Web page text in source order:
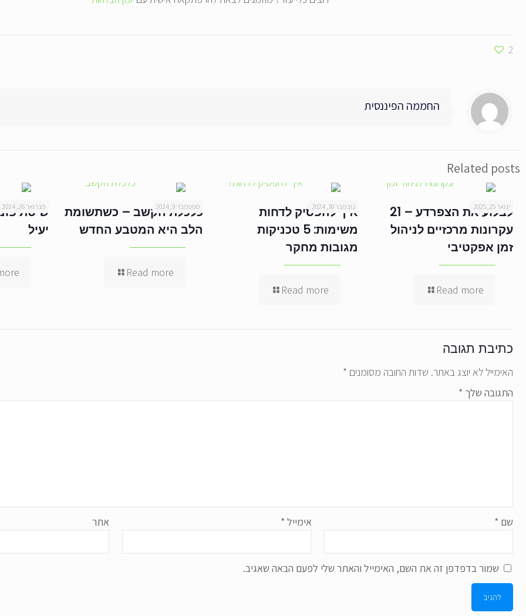
2
החממה הפיננסית
Related posts
ינואר 25, 2025
לבלוע את הצפרדע – 21
עקרונות מרכזיים לניהול
זמן אפקטיבי
Read more
נובמבר 30, 2024
איך להפסיק לדחות
משימות: 5 טכניקות
מגובות מחקר
Read more
ספטמבר 9, 2024
כלכלת הקשב – כשתשומת
הלב היא המטבע החדש
Read more
פברואר 26, 2024
שיטת
יעיל
כתיבת תגובה
האימייל לא יוצג באתר. שדות החובה מסומנים *
התגובה שלך *
שם * אימייל * אתר
שמור בדפדפן זה את השם, האימייל והאתר שלי לפעם הבאה שאגיב.